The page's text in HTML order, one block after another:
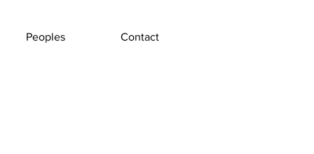
Peoples Contact